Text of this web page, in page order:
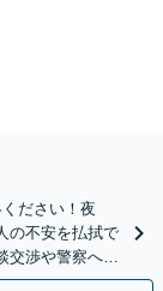
ださい！夜
の不安を払拭で
交渉や警察への